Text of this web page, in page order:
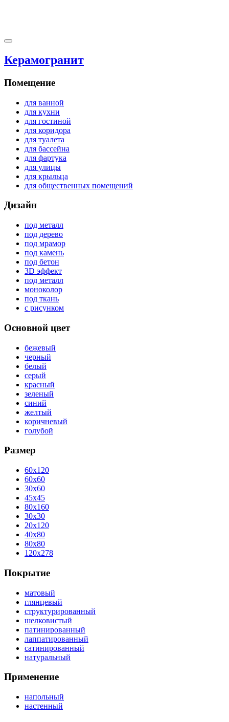
Керамогранит
Помещение
для ванной
для кухни
для гостиной
для коридора
для туалета
для бассейна
для фартука
для улицы
для крыльца
для общественных помещений
Дизайн
под металл
под дерево
под мрамор
под камень
под бетон
3D эффект
под металл
моноколор
под ткань
с рисунком
Основной цвет
бежевый
черный
белый
серый
красный
зеленый
синий
желтый
коричневый
голубой
Размер
60x120
60x60
30x60
45x45
80x160
30x30
20x120
40x80
80x80
120x278
Покрытие
матовый
глянцевый
структурированный
шелковистый
патинированный
лаппатированный
сатинированный
натуральный
Применение
напольный
настенный